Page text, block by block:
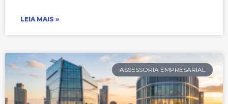
LEIA MAIS »
ASSESSORIA EMPRESARIAL